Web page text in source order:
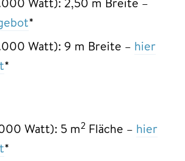
*
Watt): 9 m Breite – hier
*
Watt): 5 m2 Fläche – hier
*